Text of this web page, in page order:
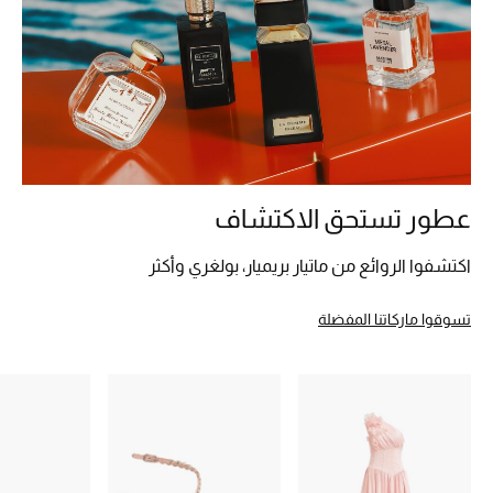
الرجال
الجمال
الأطفال
مستلزمات المنزل
المجوهرات
جديد لدينا
عطور تستحق الاكتشاف
اكتشفوا الروائع من ماتيار بريميار، بولغري وأكثر
تسوقوا ماركاتنا المفضلة